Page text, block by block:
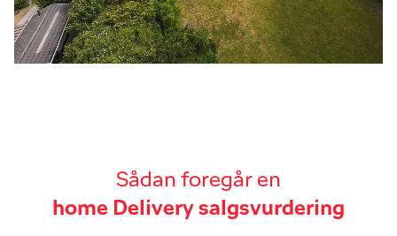
Sådan foregår en
home Delivery salgsvurdering